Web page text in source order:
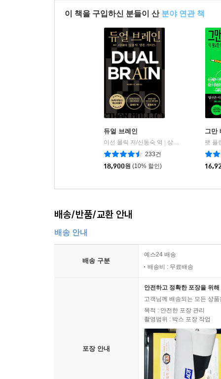
이 책을 구입하신 분들이 산 분야 연관 책
듀얼 브레인
이선 몰릭 저/신동숙 역
상상스퀘어
233건
18,900원 (10% 할인)
그만
팻 플
배송/반품/교환 안내
배송 안내
배송 구분
예스24 배송
배송비 : 무료배송
포장 안내
안전하고 정확한 포장을 위
고객님께 배송되는 모든 상
목적 : 안전한 포장 관리
촬영범위 : 박스 포장 작업